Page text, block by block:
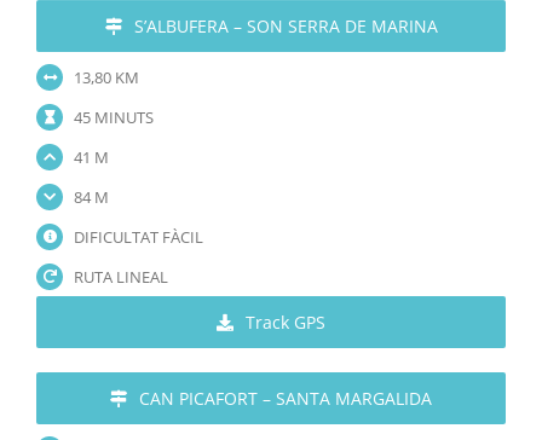
S’ALBUFERA – SON SERRA DE MARINA
13,80 KM
45 MINUTS
41 M
84 M
DIFICULTAT FÀCIL
RUTA LINEAL
Track GPS
CAN PICAFORT – SANTA MARGALIDA